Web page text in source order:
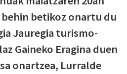
betikoz onartu du
Jauregia turismo-
Gaineko Eragina duen
onartzea, Lurralde